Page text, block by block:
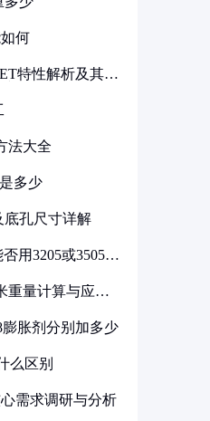
何
特性解析及其在
法大全
多少
底孔尺寸详解
用3205或3505代
重量计算与应用
胀剂分别加多少
么区别
需求调研与分析